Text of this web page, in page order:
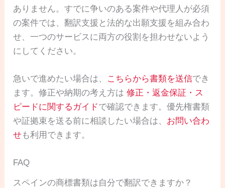
ありません。すでに争いのある案件や代理人が必須
の案件では、翻訳支援と法的な出願支援を組み合わ
せ、一つのサービスに両方の役割を担わせないよう
にしてください。
急いで進めたい場合は、 こちらから書類を送信でき
ます。修正や納期の考え方は修正・返金保証・ス
ピードに関するガイドで確認できます。優先権書類
や証拠束を送る前に相談したい場合は、 お問い合わ
せも利用できます。
FAQ
スペインの商標書類は自分で翻訳できますか？